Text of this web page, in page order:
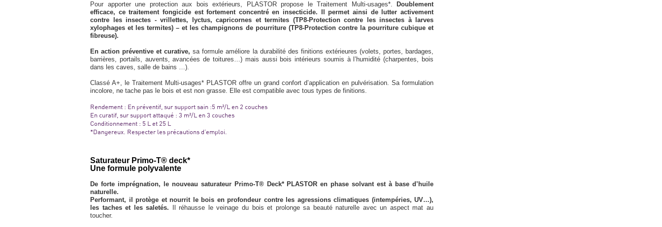
Pour apporter une protection aux bois extérieurs, PLASTOR propose le Traitement Multi-usages*. Doublement
efficace, ce traitement fongicide est fortement concentré en insecticide. Il permet ainsi de lutter activement
contre les insectes - vrillettes, lyctus, capricornes et termites (TP8-Protection contre les insectes à larves
xylophages et les termites) – et les champignons de pourriture (TP8-Protection contre la pourriture cubique et
fibreuse).
En action préventive et curative,sa formule améliore la durabilité des finitions extérieures (volets, portes, bardages,
barrières, portails, auvents, avancées de toitures…) mais aussi bois intérieurs soumis à l’humidité (charpentes, bois
dans les caves, salle de bains …).
Classé A+, le Traitement Multi-usages* PLASTOR offre un grand confort d’application en pulvérisation. Sa formulation
incolore, ne tache pas le bois et est non grasse. Elle est compatible avec tous types de finitions.
Rendement : En préventif, sur support sain :5 m²/L en 2 couches
En curatif, sur support attaqué : 3 m²/L en 3 couches
Conditionnement : 5 L et 25 L
*Dangereux. Respecter les précautions d’emploi.
Saturateur Primo-T® deck*
Une formule polyvalente
De forte imprégnation, le nouveau saturateur Primo-T® Deck* PLASTOR en phase solvant est à base d’huile
naturelle.
Performant, il protège et nourrit le bois en profondeur contre les agressions climatiques (intempéries, UV…),
les taches et les saletés.
Il réhausse le veinage du bois et prolonge sa beauté naturelle avec un aspect mat au
toucher.